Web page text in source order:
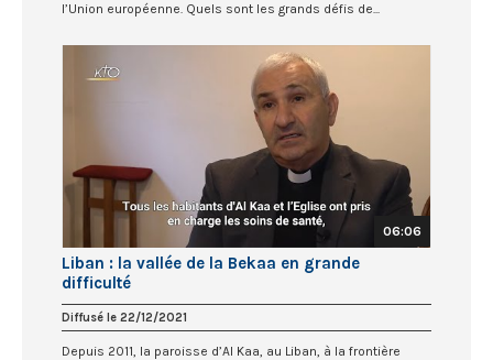
l’Union européenne. Quels sont les grands défis de...
06:06
Liban : la vallée de la Bekaa en grande
difficulté
Diffusé le 22/12/2021
Depuis 2011, la paroisse d’Al Kaa, au Liban, à la frontière